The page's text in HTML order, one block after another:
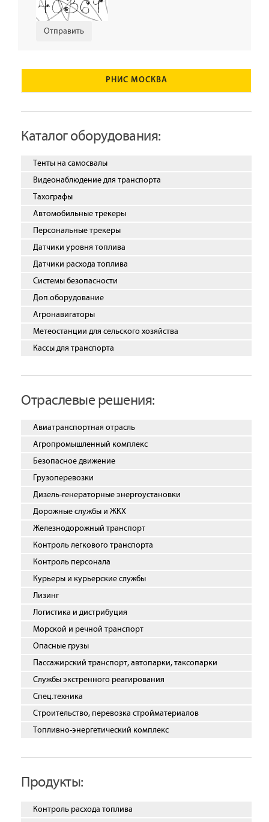
РНИС МОСКВА
Каталог оборудования:
Тенты на самосвалы
Видеонаблюдение для транспорта
Тахографы
Автомобильные трекеры
Персональные трекеры
Датчики уровня топлива
Датчики расхода топлива
Системы безопасности
Доп.оборудование
Агронавигаторы
Метеостанции для сельского хозяйства
Кассы для транспорта
Отраслевые решения:
Авиатранспортная отрасль
Агропромышленный комплекс
Безопасное движение
Грузоперевозки
Дизель-генераторные энергоустановки
Дорожные службы и ЖКХ
Железнодорожный транспорт
Контроль легкового транспорта
Контроль персонала
Курьеры и курьерские службы
Лизинг
Логистика и дистрибуция
Морской и речной транспорт
Опасные грузы
Пассажирский транспорт, автопарки, таксопарки
Службы экстренного реагирования
Спец.техника
Строительство, перевозка стройматериалов
Топливно-энергетический комплекс
Продукты:
Контроль расхода топлива